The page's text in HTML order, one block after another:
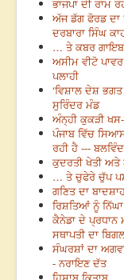
ਭਾਜਪਾ ਦੀ ਰਾਮ
ਅੱਜ ਡੱਗ ਫੋਰਡ ਦਾ
ਦਰਬਾਰਾ ਸਿੰਘ
… ਤੇ ਕਬਰ
ਅਸੀਮ ਵੀਟੋ
ਪਲਾਹੀ
‘ਵਿਸ਼ਾਲ ਦੇਸ਼
ਸੁਰਿੰਦਰ ਮੰਡ
ਅੰਨ੍ਹੀ ਕੁਕੜੀ
ਪੰਜਾਬ ਵਿੱਚ
ਰਹੀ ਹੈ ---
ਕੁਦਰਤੀ ਖੇਤੀ ਅਤੇ
… ਤੇ ਚੁਫੇਰੇ ਚੁੱਪ
ਗਣਿਤ ਦਾ
ਰਿਸ਼ਤਿਆਂ ਨੂੰ
ਕੈਨੇਡਾ ਦੇ ਪ੍ਰਧਾਨ
ਸਥਾਪਤੀ ਦਾ
ਸੰਘਰਸ਼ਾਂ ਦਾ
- ਨਰਾਇਣ ਦੱਤ